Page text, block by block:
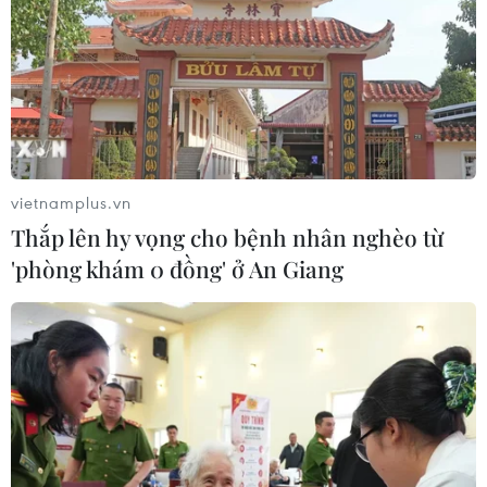
dư vãng lai
06/08/2026 03:34
Moody’s cảnh báo hạ tầng điện hạn
chế tiềm năng phát triển AI của
Mexico
06/08/2026 03:33
Các công viên Disney ghi nhận
doanh thu quý kỷ lục
06/08/2026 03:33
Làm giàu từ cây na ở vùng cao tại
Ninh Bình
vietnamplus.vn
Thắp lên hy vọng cho bệnh nhân nghèo từ
'phòng khám 0 đồng' ở An Giang